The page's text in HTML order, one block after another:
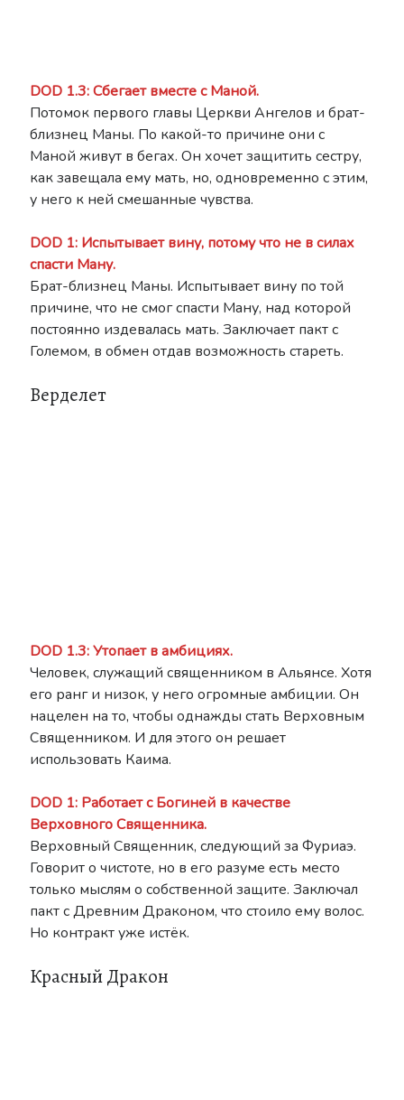
DOD 1.3: Сбегает вместе с Маной.
Потомок первого главы Церкви Ангелов и брат-
близнец Маны. По какой-то причине они с
Маной живут в бегах. Он хочет защитить сестру,
как завещала ему мать, но, одновременно с этим,
у него к ней смешанные чувства.
DOD 1: Испытывает вину, потому что не в силах
спасти Ману.
Брат-близнец Маны. Испытывает вину по той
причине, что не смог спасти Ману, над которой
постоянно издевалась мать. Заключает пакт с
Големом, в обмен отдав возможность стареть.
Верделет
DOD 1.3: Утопает в амбициях.
Человек, служащий священником в Альянсе. Хотя
его ранг и низок, у него огромные амбиции. Он
нацелен на то, чтобы однажды стать Верховным
Священником. И для этого он решает
использовать Каима.
DOD 1: Работает с Богиней в качестве
Верховного Священника.
Верховный Священник, следующий за Фуриаэ.
Говорит о чистоте, но в его разуме есть место
только мыслям о собственной защите. Заключал
пакт с Древним Драконом, что стоило ему волос.
Но контракт уже истёк.
Красный Дракон